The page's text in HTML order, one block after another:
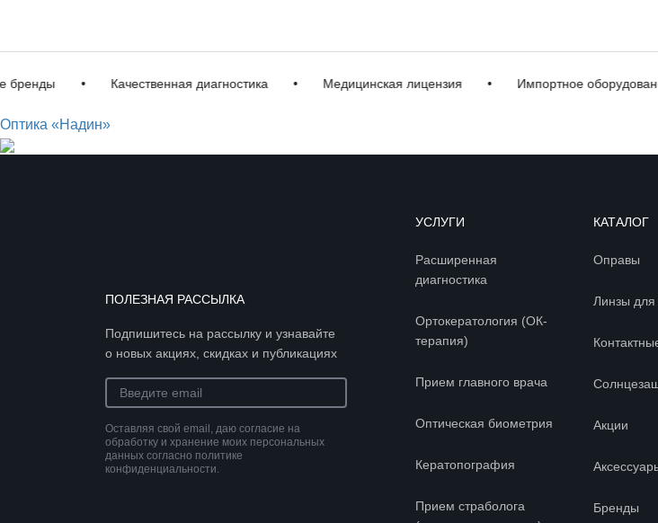
• Качественная диагностика • Медицинская лицензия • Импортное оборудование
Оптика «Надин»
ПОЛЕЗНАЯ РАССЫЛКА
Подпишитесь на рассылку и узнавайте
о новых акциях, скидках и публикациях
Оставляя свой email, даю согласие на
обработку и хранение моих персональных
данных согласно политике
конфиденциальности.
УСЛУГИ
Расширенная
диагностика
Ортокератология (ОК-
терапия)
Прием главного врача
Оптическая биометрия
Кератопография
Прием страболога
КАТАЛОГ
Оправы
Линзы для
Акции
Бренды